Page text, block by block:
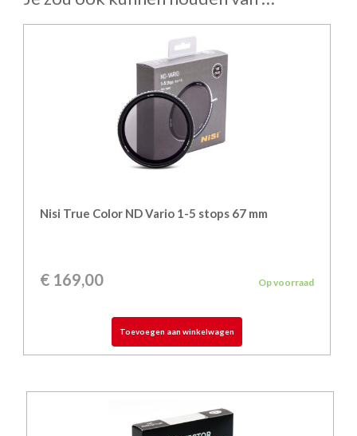
Nisi True Color ND Vario 1-5 stops 67 mm
€ 169,00 Op voorraad
Toevoegen aan winkelwagen